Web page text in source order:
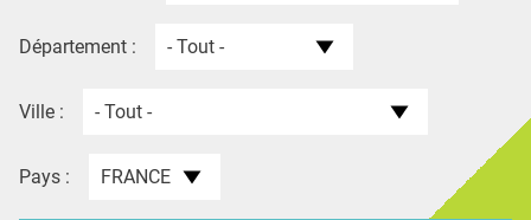
CONTACT
CRÉDITS
Département :
Ville :
Pays :